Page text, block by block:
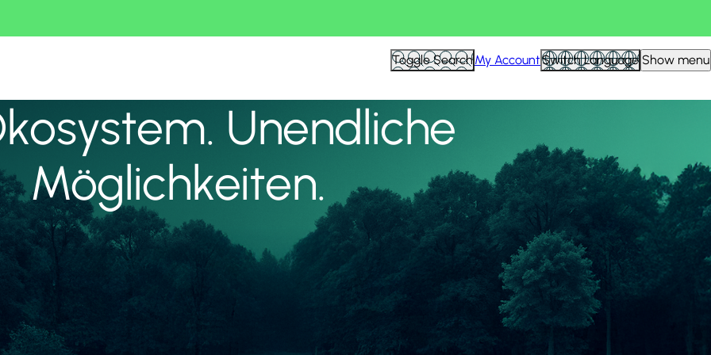
Toggle SearchMy AccountSwitch Language Show menu
Unendliche
Möglichkeiten.
Alle anzeigen